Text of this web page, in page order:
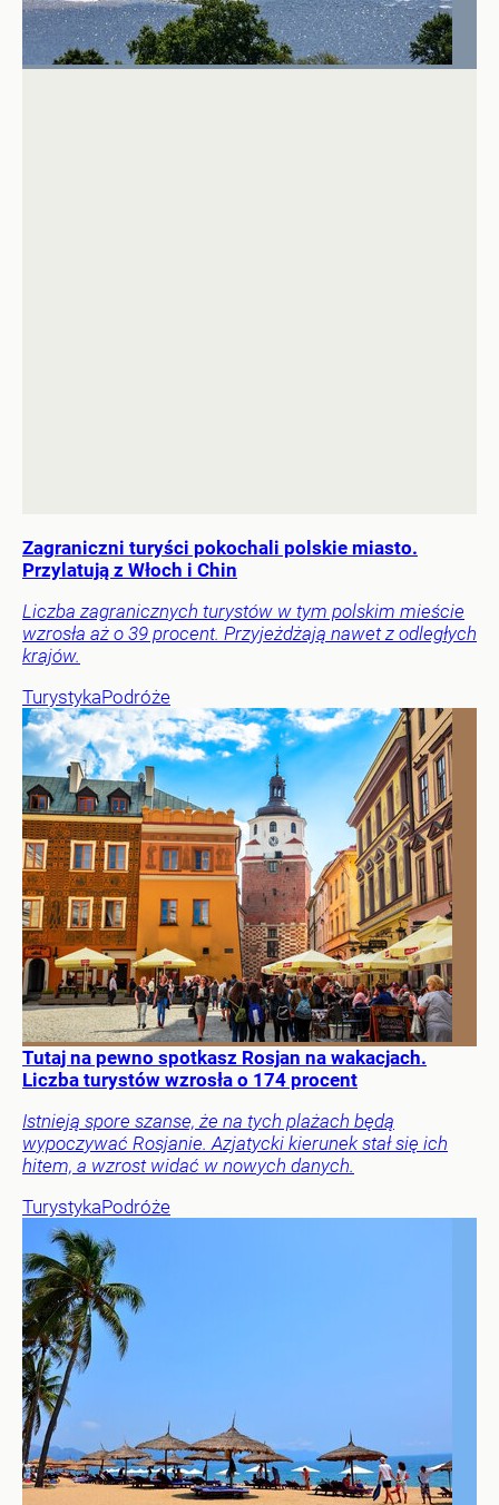
Zagraniczni turyści pokochali polskie miasto.
Przylatują z Włoch i Chin
Liczba zagranicznych turystów w tym polskim mieście
wzrosła aż o 39 procent. Przyjeżdżają nawet z odległych
krajów.
TurystykaPodróże
Tutaj na pewno spotkasz Rosjan na wakacjach.
Liczba turystów wzrosła o 174 procent
Istnieją spore szanse, że na tych plażach będą
wypoczywać Rosjanie. Azjatycki kierunek stał się ich
hitem, a wzrost widać w nowych danych.
TurystykaPodróże